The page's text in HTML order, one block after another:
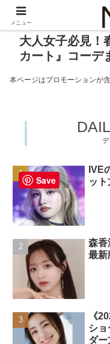
大人女子必見！
カート』コーデ
本ページはプロモーションが
IVE
ット
森香
最新
《
シ
ダ
メニュー
Save